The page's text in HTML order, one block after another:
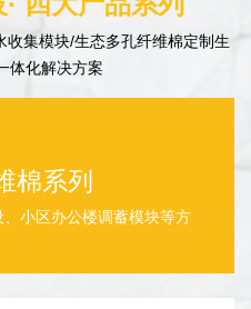
集模块/生态多孔纤维棉定制生
体化解决方案
棉系列
小区办公楼调蓄模块等方